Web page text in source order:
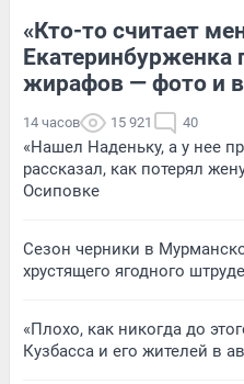
«Кто-то считает
жирафов — фото и
14 часов 15 921 40
«Нашел Наденьку, а у нее
рассказал, как потерял
Осиповке
Сезон черники в
хрустящего ягодного
«Плохо, как никогда до
Кузбасса и его жителей в